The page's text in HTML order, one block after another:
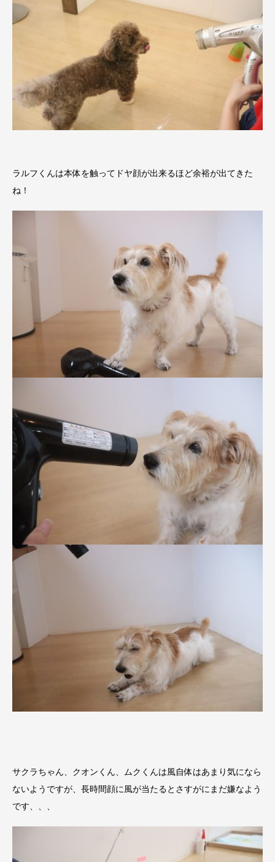
ラルフくんは本体を触ってドヤ顔が出来るほど余裕が出てきた
ね！
サクラちゃん、クオンくん、ムクくんは風自体はあまり気になら
ないようですが、長時間顔に風が当たるとさすがにまだ嫌なよう
です、、、